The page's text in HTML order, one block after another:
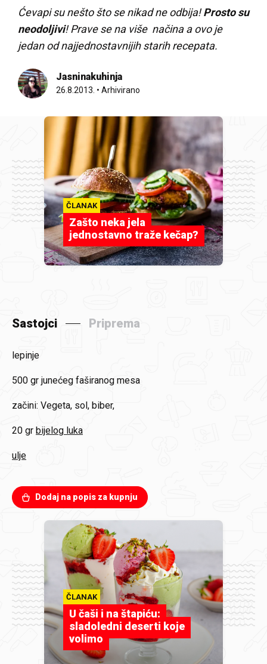
Ćevapi su nešto što se nikad ne odbija!Prosto su
neodoljivi! Prave se na više načina a ovo je
jedan od najjednostavnijih starih recepata.
Jasninakuhinja
26.8.2013. • Arhivirano
ČLANAK
Zašto neka jela
jednostavno traže kečap?
Sastojci Priprema
lepinje
500 gr junećeg faširanog mesa
začini: Vegeta, sol, biber,
20 gr bijelog luka
ulje
Dodaj na popis za kupnju
ČLANAK
U čaši i na štapiću:
sladoledni deserti koje
volimo